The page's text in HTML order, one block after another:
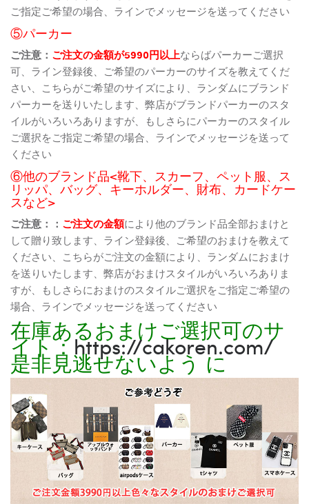
ご指定ご希望の場合、ラインでメッセージを送ってください
⑤パーカー
ご注意： ご注文の金額が5990円以上ならばパーカーご選択
可、ライン登録後、ご希望のパーカーのサイズを教えてくだ
さい、こちらがご希望のサイズにより、ランダムにブランド
パーカーを送りいたします、弊店がブランドパーカーのスタ
イルがいろいろありますが、もしさらにパーカーのスタイル
ご選択をご指定ご希望の場合、ラインでメッセージを送って
ください
⑥他のブランド品<靴下、スカーフ、ペット服、ス
リッパ、バッグ、キーホルダー、財布、カードケー
スなど>
ご注意：： ご注文の金額により他のブランド品全部おまけと
して贈り致します、ライン登録後、ご希望のおまけを教えて
ください、こちらがご注文の金額により、ランダムにおまけ
を送りいたします、弊店がおまけスタイルがいろいろありま
すが、もしさらにおまけのスタイルご選択をご指定ご希望の
場合、ラインでメッセージを送ってください
在庫あるおまけご選択可のサ
イト：https://cakoren.com/
是非見逃せないよう に